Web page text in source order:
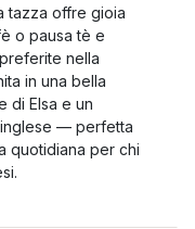
tazza offre gioia
o pausa tè e
nella
in una bella
di Elsa e un
— perfetta
quotidiana per chi